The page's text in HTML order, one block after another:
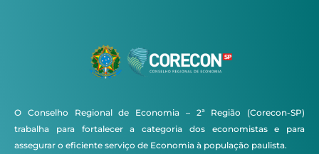
O Conselho Regional de Economia – 2ª Região (Corecon-SP)
trabalha para fortalecer a categoria dos economistas e para
assegurar o eficiente serviço de Economia à população paulista.